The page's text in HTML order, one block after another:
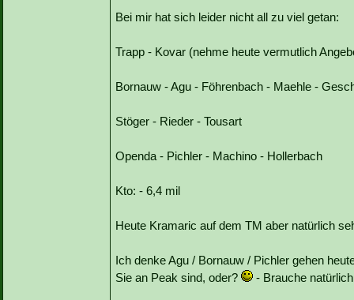
Bei mir hat sich leider nicht all zu viel getan:
Trapp - Kovar (nehme heute vermutlich
Bornauw - Agu - Föhrenbach - Maehle -
Stöger - Rieder - Tousart
Openda - Pichler - Machino - Hollerbach
Kto: - 6,4 mil
Heute Kramaric auf dem TM aber natürlich
Ich denke Agu / Bornauw / Pichler gehen
Sie an Peak sind, oder?
- Brauche